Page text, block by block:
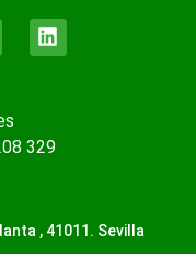
329
, 41011. Sevilla